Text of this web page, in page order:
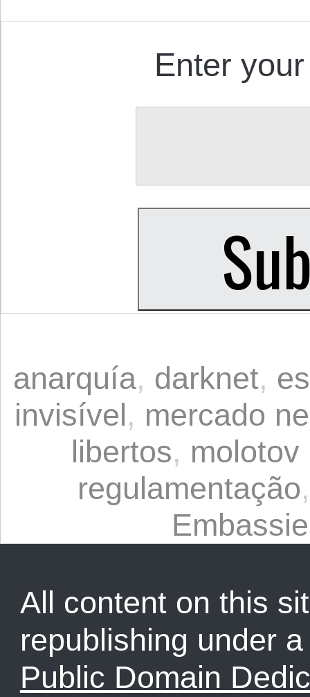
Enter
anarquía, darknet,
invisível, mercado
libertos,
regulamentação
All content on this
republishing under
Public Domain